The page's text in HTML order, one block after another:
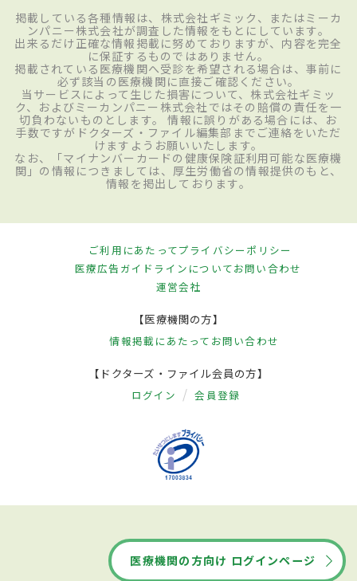
掲載している各種情報は、株式会社ギミック、またはミーカ
ンパニー株式会社が調査した情報をもとにしています。
出来るだけ正確な情報掲載に努めておりますが、内容を完全
に保証するものではありません。
掲載されている医療機関へ受診を希望される場合は、事前に
必ず該当の医療機関に直接ご確認ください。
当サービスによって生じた損害について、株式会社ギミッ
ク、およびミーカンパニー株式会社ではその賠償の責任を一
切負わないものとします。 情報に誤りがある場合には、お
手数ですがドクターズ・ファイル編集部までご連絡をいただ
けますようお願いいたします。
なお、「マイナンバーカードの健康保険証利用可能な医療機
関」の情報につきましては、厚生労働省の情報提供のもと、
情報を掲出しております。
ご利用にあたってプライバシーポリシー
医療広告ガイドラインについてお問い合わせ
運営会社
【医療機関の方】
情報掲載にあたって お問い合わせ
【ドクターズ・ファイル会員の方】
ログイン 会員登録
医療機関の方向け ログインページ